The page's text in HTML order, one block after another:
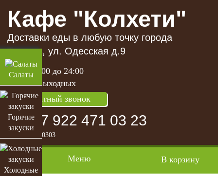
Салаты
Горячие
закуски
Холодные
Кафе "Колхети"
Доставки еды в любую точку города
Тюмень, ул. Одесская д.9
с 11:00 до 24:00
без выходных
Обратный звонок
+7 922 471 03 23
+7(3452) 250303
Mеню В корзину